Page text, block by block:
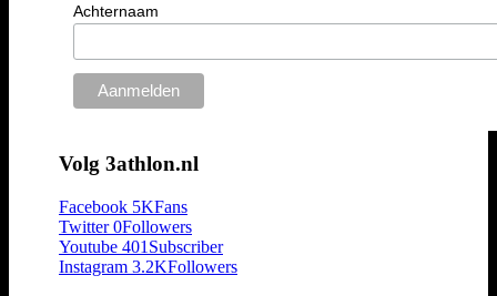
Achternaam
Volg 3athlon.nl
Facebook 5KFans
Twitter 0Followers
Youtube 401 Subscriber
Instagram 3.2KFollowers